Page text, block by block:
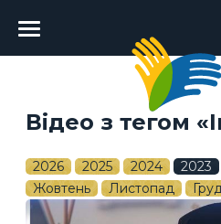
Головне
меню
Відео з тегом
2026 2025 2024 2023
Жовтень
Листопад